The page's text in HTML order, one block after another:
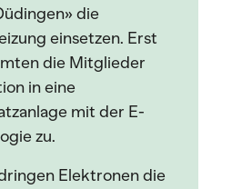
die
einsetzen. Erst
die Mitglieder
in eine
mit der E-
zu.
Elektronen die